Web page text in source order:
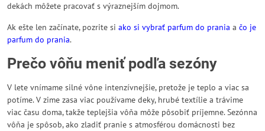
dekách môžete pracovať s výraznejším dojmom.
Ak ešte len začínate, pozrite si ako si vybrať parfum do prania a čo je
parfum do prania.
Prečo vôňu meniť podľa sezóny
V lete vnímame silné vône intenzívnejšie, pretože je teplo a viac sa
potíme. V zime zasa viac používame deky, hrubé textílie a trávime
viac času doma, takže teplejšia vôňa môže pôsobiť príjemne. Sezónna
vôňa je spôsob, ako zladiť pranie s atmosférou domácnosti bez